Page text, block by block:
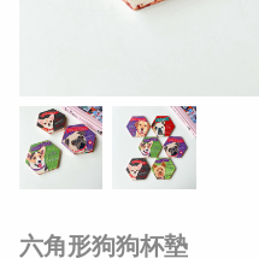
六角形狗狗杯墊